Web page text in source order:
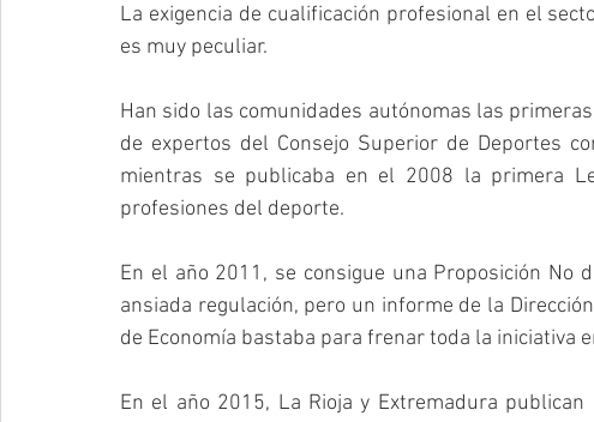
La exigencia de cualificación profesional en el
es muy peculiar.
Han sido las comunidades autónomas las
de expertos del Consejo Superior de Deportes
mientras se publicaba en el 2008 la primera
profesiones del deporte.
En el año 2011, se consigue una Proposición No
ansiada regulación, pero un informe de la
de Economía bastaba para frenar toda la iniciativa
En el año 2015, La Rioja y Extremadura